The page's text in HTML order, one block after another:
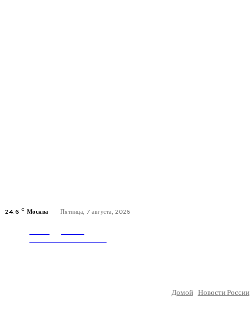
24.6 C Москва Пятница, 7 августа, 2026
Домой Новости России